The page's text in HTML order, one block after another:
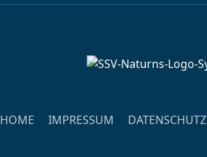
HOME IMPRESSUM DATENSCHUTZ